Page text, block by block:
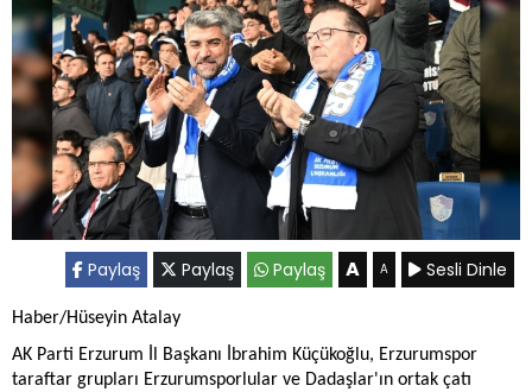
Paylaş Paylaş Paylaş A A Sesli Dinle
Haber/Hüseyin Atalay
AK Parti Erzurum İl Başkanı İbrahim Küçükoğlu, Erzurumspor
taraftar grupları Erzurumsporlular ve Dadaşlar'ın ortak çatı